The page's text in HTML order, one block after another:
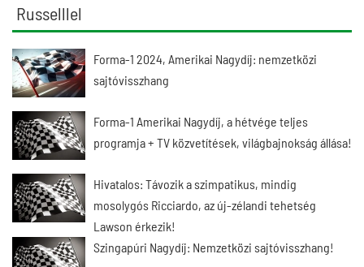
Russelllel
Forma-1 2024, Amerikai Nagydíj: nemzetközi
sajtóvisszhang
Forma-1 Amerikai Nagydíj, a hétvége teljes
programja + TV közvetítések, világbajnokság állása!
Hivatalos: Távozik a szimpatikus, mindig
mosolygós Ricciardo, az új-zélandi tehetség
Lawson érkezik!
Szingapúri Nagydíj: Nemzetközi sajtóvisszhang!